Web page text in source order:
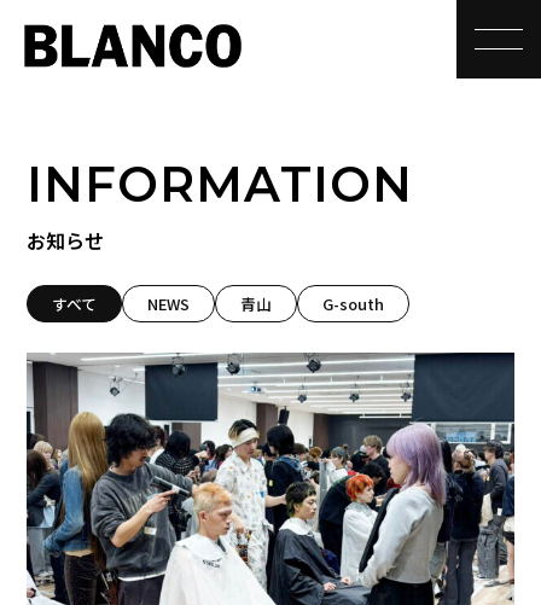
INFORMATION
お知らせ
すべて NEWS 青山 G-south